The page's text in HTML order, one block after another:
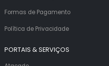
Formas de Pagamento
Política de Privacidade
PORTAIS & SERVIÇOS